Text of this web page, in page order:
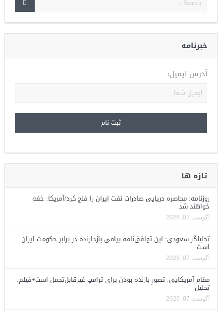
خبرنامه
آدرس ایمیل:
تازه ها
روزنامه: محاصره دریایی صادرات نفت ایران را فلج کرد/آمریکا: خفه
خواهند شد
آگوست 07, 2026
تحلیلگر سعودی: این توافق‌نامه پیامی بازدارنده در برابر حکومت ایران
است
آگوست 07, 2026
مقام آمریکایی: تصورِ بازنده بودن برای ترامپ غیرقابل‌تحمل است+فیلم:
تحلیل
آگوست 07, 2026